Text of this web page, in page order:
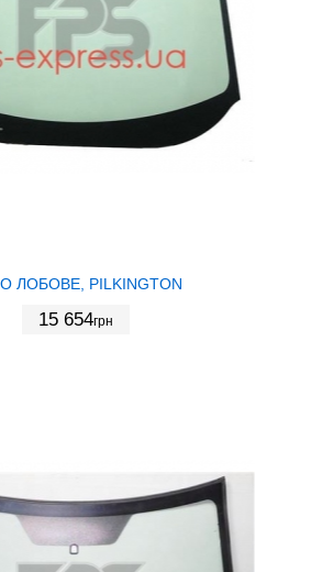
ЛОБОВЕ, PILKINGTON
15 654грн